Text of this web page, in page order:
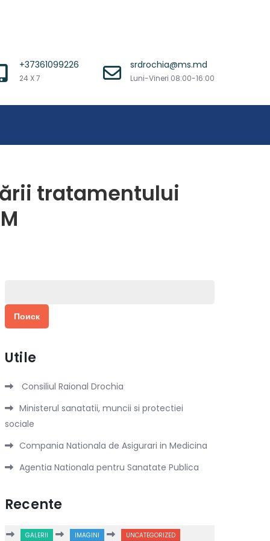
+37361099226
24 X 7
srdrochia@ms.md
Luni-Vineri 08:00-16:00
tratamentului
Utile
Consiliul Raional Drochia
Ministerul sanatatii, muncii si protectiei
sociale
Compania Nationala de Asigurari in Medicina
Agentia Nationala pentru Sanatate Publica
Recente
GALERII IMAGINI UNCATEGORIZED